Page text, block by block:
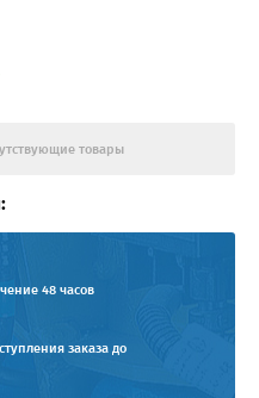
товары
48 часов
заказа до